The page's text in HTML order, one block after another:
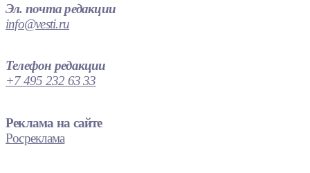
Эл. почта редакции
info@vesti.ru
Телефон редакции
+7 495 232 63 33
Реклама на сайте
Росреклама